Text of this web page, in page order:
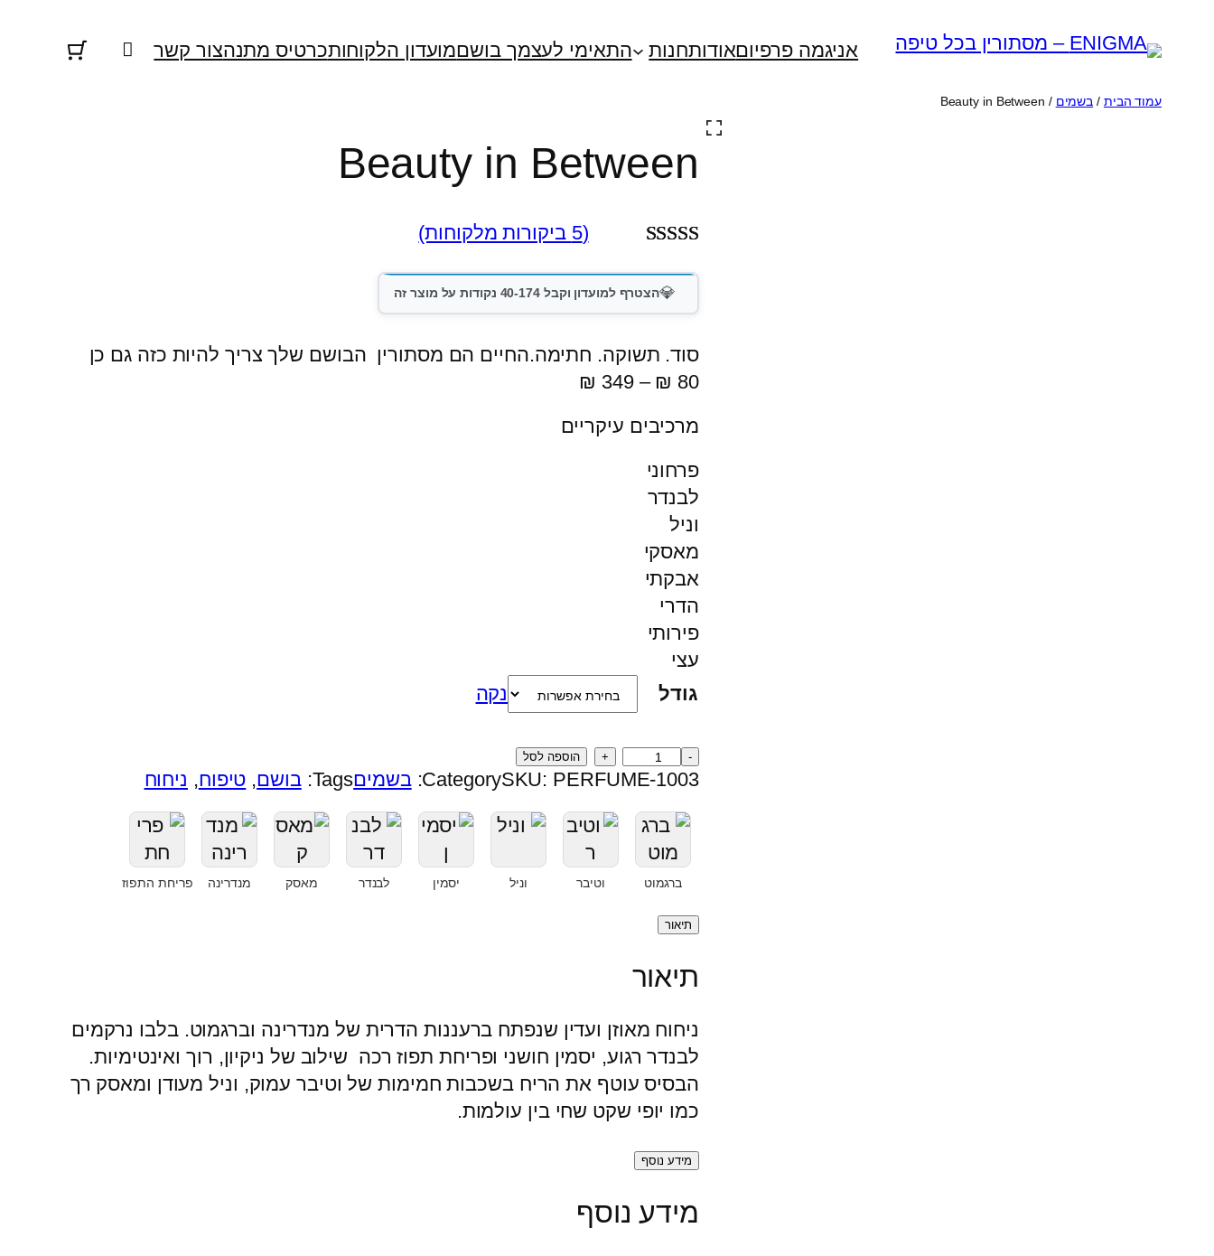
אניגמה פרפיוםאודותחנות התאימי לעצמך בושםמועדון הלקוחותכרטיס מתנהצור קשר
עמוד הבית / בשמים / Beauty in Between
Beauty in Between
מתוך 5
דירוגים של
לקוחות
(5 ביקורות מלקוחות)
💎הצטרף למועדון וקבל 40-174 נקודות על מוצר זה
סוד. תשוקה. חתימה.החיים הם מסתורין הבושם שלך צריך להיות כזה גם כן
₪ 80
–
₪ 349
ו
⁦
₪
8
0
⁩
ד
9
⁩
מרכיבים עיקריים
פרחוני
לבנדר
וניל
מאסקי
אבקתי
הדרי
פירותי
עצי
גודל
נקה
כ
מ
ש
B
a
t
y
i
n
e
w
הוספה לסל
SKU: PERFUME-1003
Category: בשמיםTags: בושם, טיפוח, ניחוח
ברגמוט וטיבר וניל יסמין לבנדר מאסק מנדרינה פריחת התפוז
תיאור
תיאור
ניחוח מאוזן ועדין שנפתח ברעננות הדרית של מנדרינה וברגמוט. בלבו נרקמים
לבנדר רגוע, יסמין חושני ופריחת תפוז רכה שילוב של ניקיון, רוך ואינטימיות.
הבסיס עוטף את הריח בשכבות חמימות של וטיבר עמוק, וניל מעודן ומאסק רך
כמו יופי שקט שחי בין עולמות.
מידע נוסף
מידע נוסף